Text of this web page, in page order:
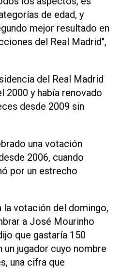
de edad, y
mejor resultado en
del Real Madrid",
del Real Madrid
2000 y ​había renovado
desde 2009 sin
una votación
2006, cuando
por un estrecho
la votación del domingo,
a José Mourinho
que gastaría 150
un jugador cuyo nombre
una cifra que